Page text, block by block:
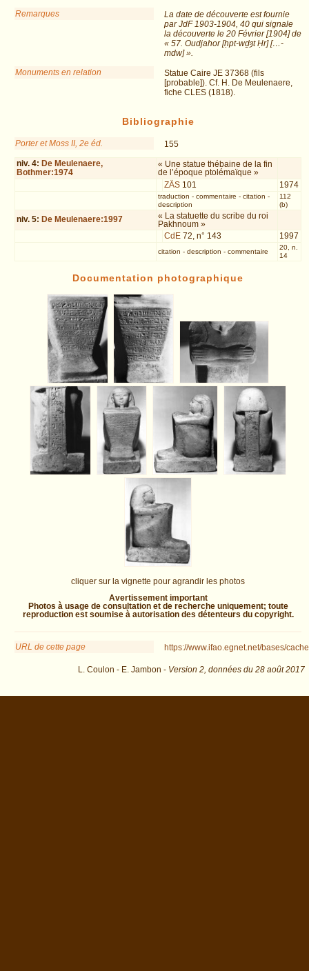
Remarques
La date de découverte est fournie
par JdF 1903-1904, 40 qui signale
la découverte le 20 Février [1904] de
« 57. Oudjahor [ḥpt-wḏȝt Ḥr] […-
mdw] ».
Monuments en relation
Statue Caire JE 37368 (fils
[probable]). Cf. H. De Meulenaere,
fiche CLES (1818).
Bibliographie
Porter et Moss II, 2e éd.
155
niv. 4: De Meulenaere,
Bothmer:1974
« Une statue thébaine de la fin
de l’époque ptolémaïque »
ZÄS 101 1974
traduction - commentaire - citation -
description
112
(b)
niv. 5: De Meulenaere:1997
« La statuette du scribe du roi
Pakhnoum »
CdE 72, n° 143 1997
citation - description - commentaire
20, n.
14
Documentation photographique
cliquer sur la vignette pour agrandir les photos
Avertissement important
Photos à usage de consultation et de recherche uniquement; toute
reproduction est soumise à autorisation des détenteurs du copyright.
URL de cette page https://www.ifao.egnet.net/bases/
L. Coulon - E. Jambon - Version 2, données du 28 août 2017